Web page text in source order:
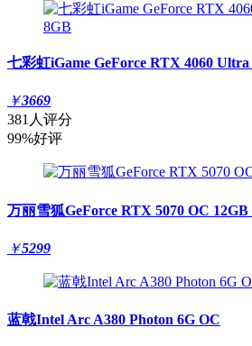
七彩虹iGame GeForce RTX 4060
￥3669
381人评分
99%好评
万丽雪狐GeForce RTX 5070 OC
￥5299
蓝戟Intel Arc A380 Photon 6G OC